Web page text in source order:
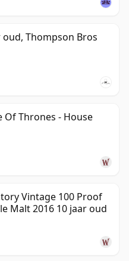
oud, Thompson Bros
Of Thrones - House
Vintage 100 Proof
Malt 2016 10 jaar oud